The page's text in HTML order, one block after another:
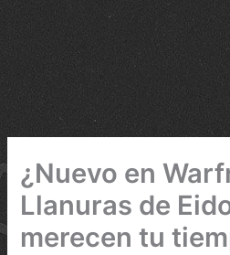
¿Nuevo en
Llanuras de
merecen tu